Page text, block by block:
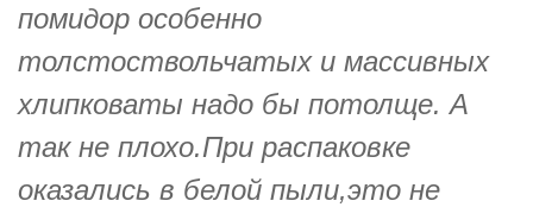
помидор особенно
толстоствольчатых и массивных
хлипковаты надо бы потолще. А
так не плохо.При распаковке
оказались в белой пыли,это не